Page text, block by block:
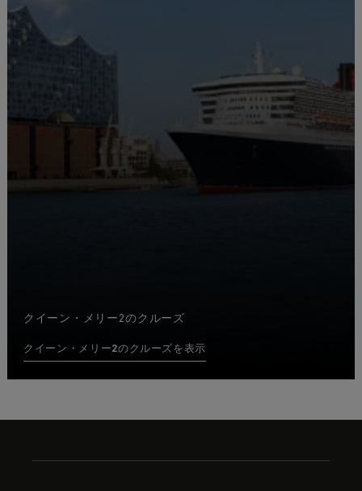
クイーン・メリー2のクルーズ
クイーン・メリー2のクルーズを表示